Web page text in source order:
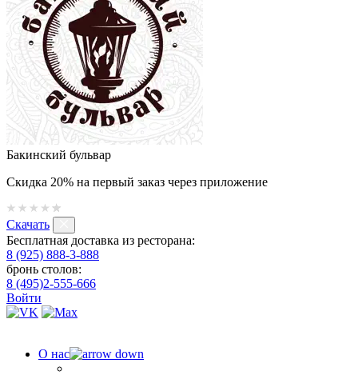
Бакинский бульвар
Скидка 20% на первый заказ через приложение
Скачать
Бесплатная доставка из ресторана:
8 (925) 888-3-888
бронь столов:
8 (495)2-555-666
Войти
О нас